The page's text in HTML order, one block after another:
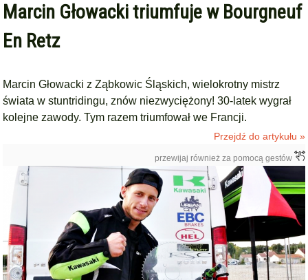
Marcin Głowacki triumfuje w Bourgneuf
En Retz
Marcin Głowacki z Ząbkowic Śląskich, wielokrotny mistrz
świata w stuntridingu, znów niezwyciężony! 30-latek wygrał
kolejne zawody. Tym razem triumfował we Francji.
Przejdź do artykułu »
przewijaj również za pomocą gestów